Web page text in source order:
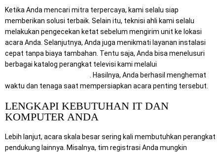
Ketika Anda mencari mitra terpercaya, kami selalu siap
memberikan solusi terbaik. Selain itu, teknisi ahli kami selalu
melakukan pengecekan ketat sebelum mengirim unit ke lokasi
acara Anda. Selanjutnya, Anda juga menikmati layanan instalasi
cepat tanpa biaya tambahan. Tentu saja, Anda bisa menelusuri
berbagai katalog perangkat televisi kami melalui
. Hasilnya, Anda berhasil menghemat
waktu dan tenaga saat mempersiapkan acara penting tersebut.
LENGKAPI KEBUTUHAN IT DAN
KOMPUTER ANDA
Lebih lanjut, acara skala besar sering kali membutuhkan perangkat
pendukung lainnya. Misalnya, tim registrasi Anda mungkin